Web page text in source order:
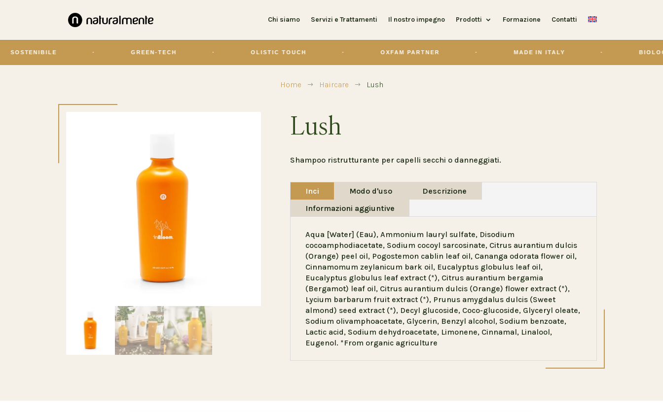
Chi siamo Servizi e Trattamenti Il nostro impegno Prodotti Formazione Contatti
· GREEN-TECH · OLISTIC TOUCH · OXFAM PARTNER · MADE IN ITALY · BIOLOGICO
Home $ Haircare $ Lush
Lush
Shampoo ristrutturante per capelli secchi o danneggiati.
Inci Modo d'uso
Descrizione
Informazioni aggiuntive
Aqua [Water] (Eau), Ammonium lauryl sulfate, Disodium
cocoamphodiacetate, Sodium cocoyl sarcosinate, Citrus aurantium dulcis
(Orange) peel oil, Pogostemon cablin leaf oil, Cananga odorata flower oil,
Cinnamomum zeylanicum bark oil, Eucalyptus globulus leaf oil,
Eucalyptus globulus leaf extract (*), Citrus aurantium bergamia
(Bergamot) leaf oil, Citrus aurantium dulcis (Orange) flower extract (*),
Lycium barbarum fruit extract (*), Prunus amygdalus dulcis (Sweet
almond) seed extract (*), Decyl glucoside, Coco-glucoside, Glyceryl oleate,
Sodium olivamphoacetate, Glycerin, Benzyl alcohol, Sodium benzoate,
Lactic acid, Sodium dehydroacetate, Limonene, Cinnamal, Linalool,
Eugenol. *From organic agriculture